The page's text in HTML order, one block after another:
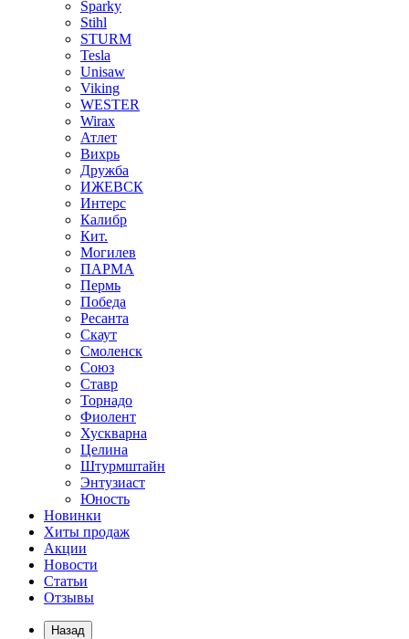
Sparky
Stihl
STURM
Tesla
Unisaw
Viking
WESTER
Wirax
Атлет
Вихрь
Дружба
ИЖЕВСК
Интерс
Калибр
Кит.
Могилев
ПАРМА
Пермь
Победа
Ресанта
Скаут
Смоленск
Союз
Ставр
Торнадо
Фиолент
Хускварна
Целина
Штурмштайн
Энтузиаст
Юность
Новинки
Хиты продаж
Акции
Новости
Статьи
Отзывы
Назад